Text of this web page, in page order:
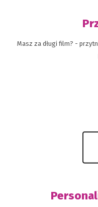
Masz za długi film? -